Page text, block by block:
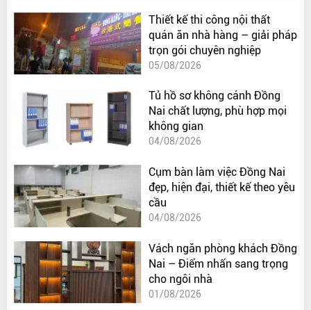
Thiết kế thi công nội thất
quán ăn nhà hàng – giải pháp
trọn gói chuyên nghiệp
05/08/2026
Tủ hồ sơ không cánh Đồng
Nai chất lượng, phù hợp mọi
không gian
04/08/2026
Cụm bàn làm việc Đồng Nai
đẹp, hiện đại, thiết kế theo yêu
cầu
04/08/2026
Vách ngăn phòng khách Đồng
Nai – Điểm nhấn sang trọng
cho ngôi nhà
01/08/2026